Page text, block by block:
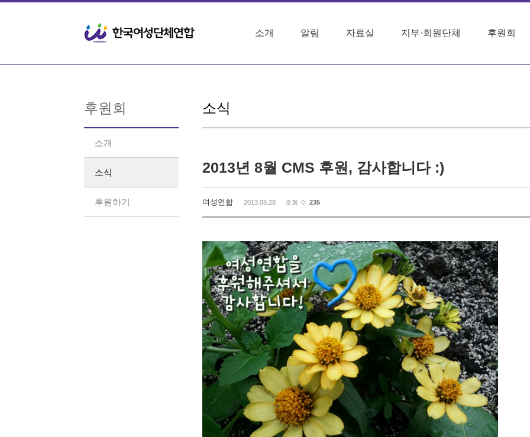
소개 알림 자료실 지부·회원단체 후원회
후원회
소개
소식
후원하기
소식
2013년 8월 CMS 후원, 감사합니다 :)
여성연합 2013.08.28 조회 수 235